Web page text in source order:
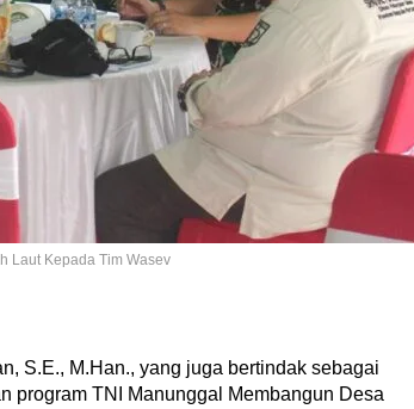
Laut Kepada Tim Wasev
S.E., M.Han., yang juga bertindak sebagai
program TNI Manunggal Membangun Desa